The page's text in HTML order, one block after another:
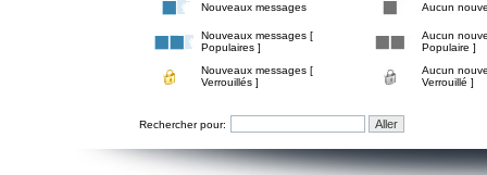
Nouveaux messages Aucun
Nouveaux messages [
Populaires ]
Aucun
Populaire ]
Nouveaux messages [
Verrouillés ]
Aucun
Verrouillé ]
Rechercher pour: